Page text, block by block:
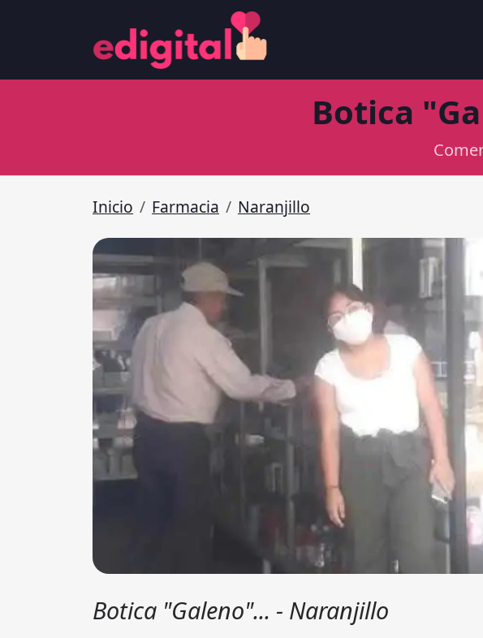
Botica
Inicio Farmacia Naranjillo
Botica "Galeno"... - Naranjillo